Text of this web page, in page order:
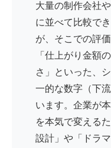
大量の制作会社
に並べて比較で
が、そこでの評
「仕上がり金額
さ」といった、
一的な数字（下
います。企業が
を本気で変える
設計」や「ドラ